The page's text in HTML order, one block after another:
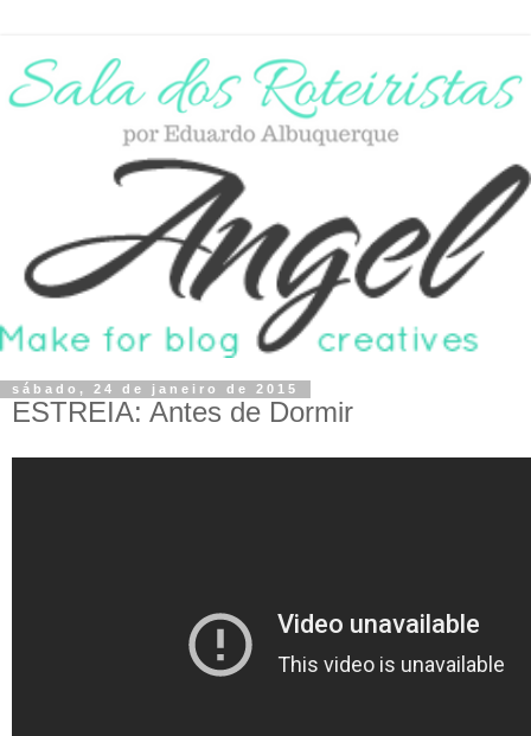
sábado, 24 de janeiro de 2015
ESTREIA: Antes de Dormir